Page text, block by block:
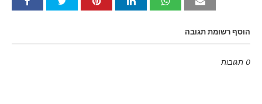
הוסף רשומת תגובה
0 תגובות